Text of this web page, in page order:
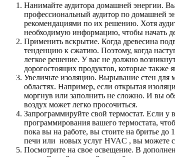
Нанимайте аудитора домашней энергии.
профессиональный аудитор по домашней
рекомендациями по их решению. Хотя
необходимую информацию, чтобы начать
Применить вскрытие. Когда древесина
тенденцию к сжатию. Поэтому, когда
легкое решение. У вас не должно
дорогостоящих продуктов, которые также
Увеличьте изоляцию. Вырывание стен для
областях. Например, если открытая
моргнув или заполнить не сложно. И вы
воздух может легко просочиться.
Запрограммируйте свой термостат. Если у
программирования вашего термостата,
пока вы на работе, вы стоите на бритье до
печи или новых услуг HVAC , вы можете
Посмотрите на свое освещение. В